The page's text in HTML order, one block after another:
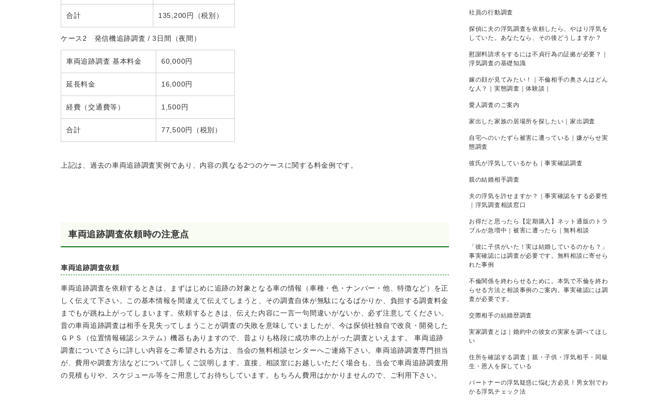
合計 135,200円（税別）
ケース2 発信機追跡調査 / 3日間（夜間）
車両追跡調査 基本料金 60,000円
延長料金 16,000円
経費（交通費等） 1,500円
合計 77,500円（税別）
上記は、過去の車両追跡調査実例であり、内容の異なる2つのケースに関する料金例です。
車両追跡調査依頼時の注意点
車両追跡調査依頼
車両追跡調査を依頼するときは、まずはじめに追跡の対象となる車の情報（車種・色・ナンバー・他、特徴など）を正
しく伝えて下さい。この基本情報を間違えて伝えてしまうと、その調査自体が無駄になるばかりか、負担する調査料金
までもが跳ね上がってしまいます。依頼するときは、伝えた内容に一言一句間違いがないか、必ず注意してください。
昔の車両追跡調査は相手を見失ってしまうことが調査の失敗を意味していましたが、今は探偵社独自で改良・開発した
ＧＰＳ（位置情報確認システム）機器もありますので、昔よりも格段に成功率の上がった調査といえます。 車両追跡
調査についてさらに詳しい内容をご希望される方は、当会の無料相談センターへご連絡下さい。車両追跡調査専門担当
が、費用や調査方法などについて詳しくご説明します。直接、相談室にお越しいただく場合も、当会で車両追跡調査用
の見積もりや、スケジュール等をご用意してお待ちしています。もちろん費用はかかりませんので、ご利用下さい。
社員の行動調査
探偵に夫の浮気調査を依頼したら、やはり浮気を
していた。あなたなら、その後どうしますか？
慰謝料請求をするには不貞行為の証拠が必要？｜
浮気調査の基礎知識
嫁の顔が見てみたい！｜不倫相手の奥さんはどん
な人？｜実態調査｜体験談｜
愛人調査のご案内
家出した家族の居場所を探したい｜家出調査
自宅へのいたずら被害に遭っている｜嫌がらせ実
態調査
彼氏が浮気しているかも｜事実確認調査
親の結婚相手調査
夫の浮気を許せますか？｜事実確認をする必要性
｜浮気調査相談窓口
お得だと思ったら【定期購入】ネット通販のトラ
ブルが急増中｜被害に遭ったら｜無料相談
「彼に子供がいた！実は結婚しているのかも？」
事実確認には調査が必要です。無料相談に寄せら
れた事例
不倫関係を終わらせるために。本気で不倫を終わ
らせる方法と相談事例のご案内。事実確認には調
査が必要です。
交際相手の結婚歴調査
実家調査とは｜婚約中の彼女の実家を調べてほし
い
住所を確認する調査｜親・子供・浮気相手・同級
生・恩人を探している
パートナーの浮気疑惑に悩む方必見！男女別でわ
かる浮気チェック法